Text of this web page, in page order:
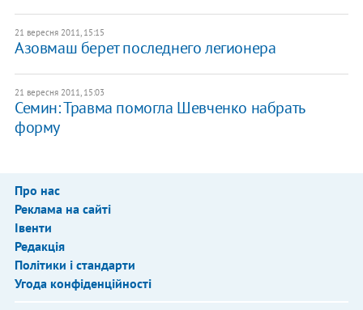
21 вересня 2011, 15:15
Азовмаш берет последнего легионера
21 вересня 2011, 15:03
Семин: Травма помогла Шевченко набрать
форму
Про нас
Реклама на сайті
Івенти
Редакція
Політики і стандарти
Угода конфіденційності